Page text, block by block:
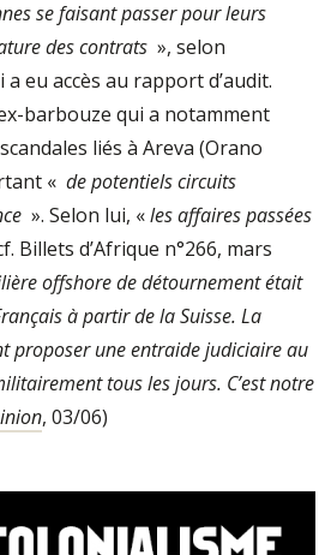
se faisant passer pour leurs
des contrats », selon
a eu accès au rapport d’audit.
barbouze qui a notamment
liés à Areva (Orano
« de potentiels circuits
​ ». Selon lui, «les affaires passées
Billets d’Afrique n°266, mars
offshore de détournement était
à partir de la Suisse. La
proposer une entraide judiciaire au
tous les jours. C’est notre
, 03/06)